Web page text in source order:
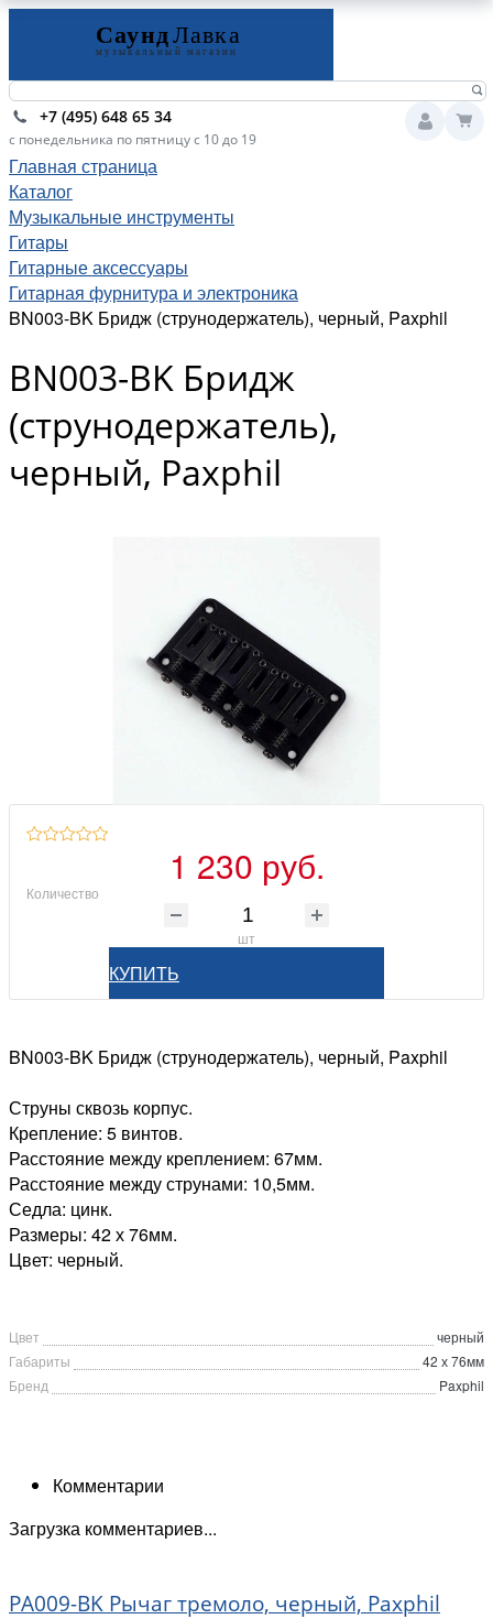
+7 (495) 648 65 34
с понедельника по пятницу с 10 до 19
Главная страница
Каталог
Музыкальные инструменты
Гитары
Гитарные аксессуары
Гитарная фурнитура и электроника
BN003-BK Бридж (струнодержатель), черный, Paxphil
BN003-BK Бридж
(струнодержатель),
черный, Paxphil
1 230 руб.
Количество
шт
КУПИТЬ
BN003-BK Бридж (струнодержатель), черный, Paxphil
Струны сквозь корпус.
Крепление: 5 винтов.
Расстояние между креплением: 67мм.
Расстояние между струнами: 10,5мм.
Седла: цинк.
Размеры: 42 х 76мм.
Цвет: черный.
Цвет
черный
Габариты
42 х 76мм
Бренд
Paxphil
Комментарии
Загрузка комментариев...
PA009-BK Рычаг тремоло, черный, Paxphil